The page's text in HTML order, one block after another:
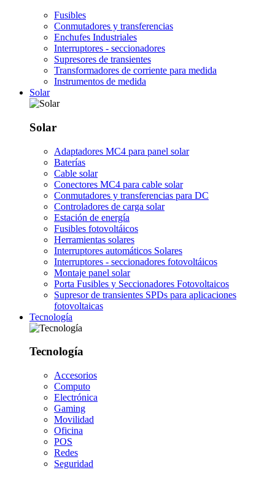
Fusibles
Conmutadores y transferencias
Enchufes Industriales
Interruptores - seccionadores
Supresores de transientes
Transformadores de corriente para medida
Instrumentos de medida
Solar
Solar
Adaptadores MC4 para panel solar
Baterías
Cable solar
Conectores MC4 para cable solar
Conmutadores y transferencias para DC
Controladores de carga solar
Estación de energía
Fusibles fotovoltáicos
Herramientas solares
Interruptores automáticos Solares
Interruptores - seccionadores fotovoltáicos
Montaje panel solar
Porta Fusibles y Seccionadores Fotovoltaicos
Supresor de transientes SPDs para aplicaciones
fotovoltaicas
Tecnología
Tecnología
Accesorios
Computo
Electrónica
Gaming
Movilidad
Oficina
POS
Redes
Seguridad